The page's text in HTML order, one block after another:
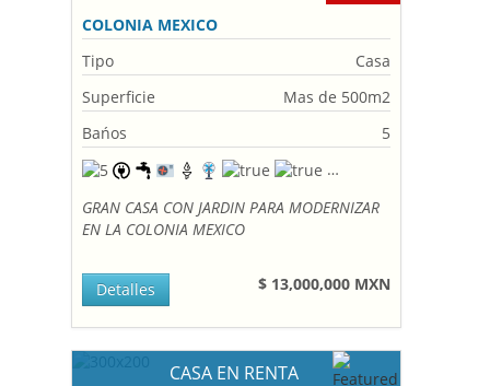
COLONIA MEXICO
Tipo
Casa
Superficie
Mas de 500m2
Bańos
5
GRAN CASA CON JARDIN PARA MODERNIZAR
EN LA COLONIA MEXICO
$ 13,000,000 MXN
Detalles
CASA EN RENTA